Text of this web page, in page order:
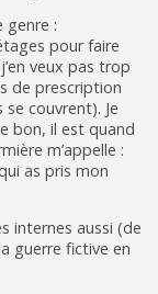
genre :
pour faire
veux pas trop
de prescription
couvrent). Je
bon, il est quand
m’appelle :
as pris mon
internes aussi (de
guerre fictive en